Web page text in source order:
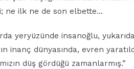
ne ilk ne de son elbette…
yeryüzünde insanoğlu,
inanç dünyasında, evren
düş gördüğü zamanlarmış.”